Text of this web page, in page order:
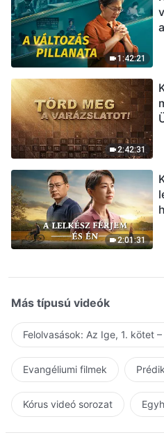
1:42:21
2:42:31
2:01:31
Más típusú videók
Felolvasások: Az Ige, 1. kötet
Evangéliumi filmek
Kórus videó sorozat